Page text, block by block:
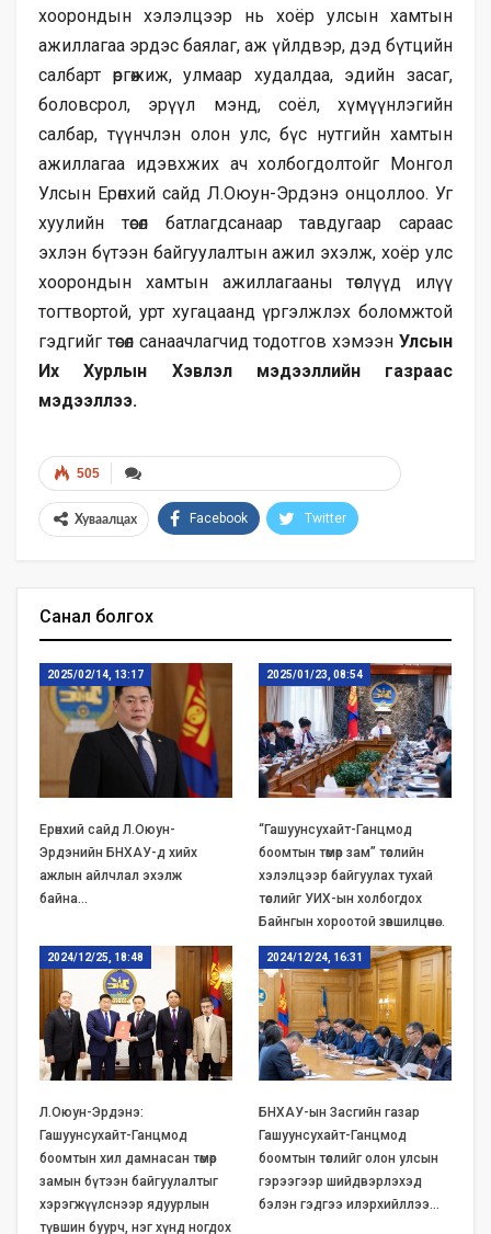
хоорондын хэлэлцээр нь хоёр улсын хамтын
ажиллагаа эрдэс баялаг, аж үйлдвэр, дэд бүтцийн
салбарт өргөжиж, улмаар худалдаа, эдийн засаг,
боловсрол, эрүүл мэнд, соёл, хүмүүнлэгийн
салбар, түүнчлэн олон улс, бүс нутгийн хамтын
ажиллагаа идэвхжих ач холбогдолтойг Монгол
Улсын Ерөнхий сайд Л.Оюун-Эрдэнэ онцоллоо. Уг
хуулийн төсөл батлагдсанаар тавдугаар сараас
эхлэн бүтээн байгуулалтын ажил эхэлж, хоёр улс
хоорондын хамтын ажиллагааны төслүүд илүү
тогтвортой, урт хугацаанд үргэлжлэх боломжтой
гэдгийг төсөл санаачлагчид тодотгов хэмээн Улсын
Их Хурлын Хэвлэл мэдээллийн газраас
мэдээллээ.
505
Хуваалцах Facebook Twitter
Санал болгох
2025/02/14, 13:17
Ерөнхий сайд Л.Оюун-
Эрдэнийн БНХАУ-д хийх
ажлын айлчлал эхэлж
байна…
2025/01/23, 08:54
“Гашуунсухайт-Ганцмод
боомтын төмөр зам” төслийн
хэлэлцээр байгуулах тухай
төслийг УИХ-ын холбогдох
Байнгын хороотой зөвшилцөнө…
2024/12/25, 18:48
Л.Оюун-Эрдэнэ:
Гашуунсухайт-Ганцмод
боомтын хил дамнасан төмөр
замын бүтээн байгуулалтыг
хэрэгжүүлснээр ядуурлын
түвшин буурч, нэг хүнд ногдох
2024/12/24, 16:31
БНХАУ-ын Засгийн газар
Гашуунсухайт-Ганцмод
боомтын төслийг олон улсын
гэрээгээр шийдвэрлэхэд
бэлэн гэдгээ илэрхийллээ…